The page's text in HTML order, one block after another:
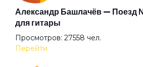
Александр Башлачёв — Поезд
для гитары
Просмотров: 27558 чел.
Перейти